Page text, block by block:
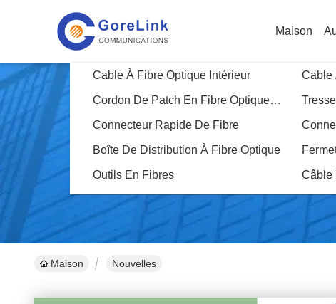
Maison
Cable À Fibre Optique Intérieur Cable
Cordon De Patch En Fibre Optique Blindé
Connecteur Rapide De Fibre
Boîte De Distribution À Fibre Optique
Outils En Fibres Câble
Maison Nouvelles